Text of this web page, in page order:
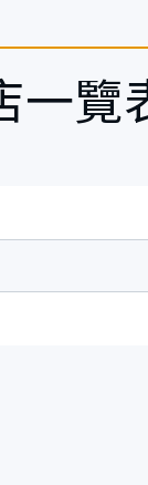
一覽